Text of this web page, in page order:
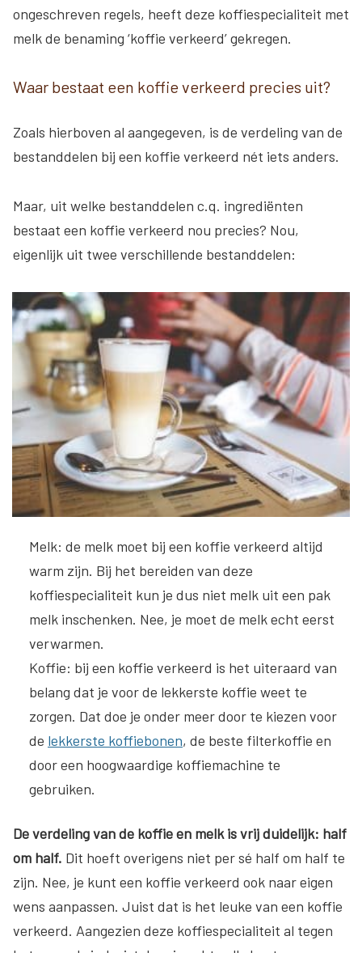
ongeschreven regels, heeft deze koffiespecialiteit met
melk de benaming ‘koffie verkeerd’ gekregen.
Waar bestaat een koffie verkeerd precies uit?
Zoals hierboven al aangegeven, is de verdeling van de
bestanddelen bij een koffie verkeerd nét iets anders.
Maar, uit welke bestanddelen c.q. ingrediënten
bestaat een koffie verkeerd nou precies? Nou,
eigenlijk uit twee verschillende bestanddelen:
Melk: de melk moet bij een koffie verkeerd altijd
warm zijn. Bij het bereiden van deze
koffiespecialiteit kun je dus niet melk uit een pak
melk inschenken. Nee, je moet de melk echt eerst
verwarmen.
Koffie: bij een koffie verkeerd is het uiteraard van
belang dat je voor de lekkerste koffie weet te
zorgen. Dat doe je onder meer door te kiezen voor
de lekkerste koffiebonen, de beste filterkoffie en
door een hoogwaardige koffiemachine te
gebruiken.
De verdeling van de koffie en melk is vrij duidelijk: half
om half. Dit hoeft overigens niet per sé half om half te
zijn. Nee, je kunt een koffie verkeerd ook naar eigen
wens aanpassen. Juist dat is het leuke van een koffie
verkeerd. Aangezien deze koffiespecialiteit al tegen